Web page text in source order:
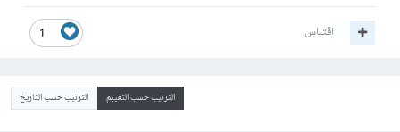
1 اقتباس
الترتيب حسب التقييم الترتيب حسب التاريخ